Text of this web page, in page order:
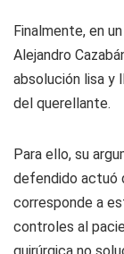
Finalmente, en
Alejandro
absolución lisa y
del querellante.
Para ello, su
defendido actuó
corresponde a
controles al